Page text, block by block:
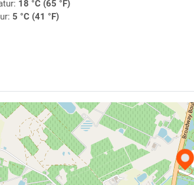
18 °C (65 °F)
5 °C (41 °F)